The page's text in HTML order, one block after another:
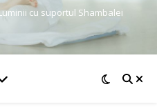
cu suportul Shambalei